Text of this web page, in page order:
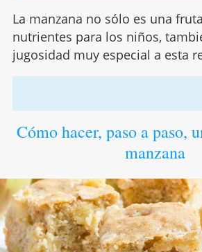
La manzana no sólo es una
nutrientes para los niños,
jugosidad muy especial a esta
Cómo hacer, paso a paso,
manzana